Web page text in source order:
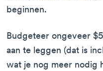
beginnen.
Budgeteer ongeveer
aan te leggen (dat is
wat je nog meer nodig